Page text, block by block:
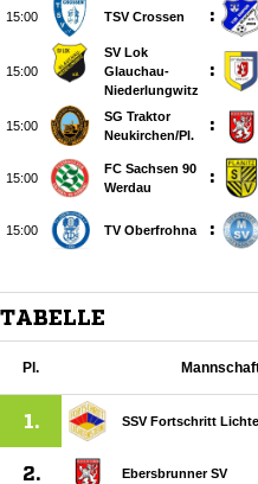
 TSV Crossen :

SV Lok
Glauchau-
Niederlungwitz
:

SG Traktor
Neukirchen/​Pl.
:

FC Sachsen 90
Werdau
:
 TV Oberfrohna :
TABELLE
Pl.
1. SSV Fortschritt
2. Ebersbrunner SV